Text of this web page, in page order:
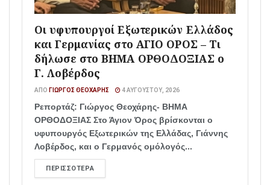
Οι υφυπουργοί Εξωτερικών Ελλάδος
και Γερμανίας στο ΑΓΙΟ ΟΡΟΣ – Τι
δήλωσε στο ΒΗΜΑ ΟΡΘΟΔΟΞΙΑΣ ο
Γ. Λοβέρδος
ΑΠΌ ΓΙΏΡΓΟΣ ΘΕΟΧΆΡΗΣ 4 ΑΥΓΟΎΣΤΟΥ, 2026
Ρεπορτάζ: Γιώργος Θεοχάρης- ΒΗΜΑ
ΟΡΘΟΔΟΞΙΑΣ Στο Άγιον Όρος βρίσκονται ο
υφυπουργός Εξωτερικών της Ελλάδας, Γιάννης
Λοβέρδος, και ο Γερμανός ομόλογός...
ΠΕΡΙΣΣΌΤΕΡΑ